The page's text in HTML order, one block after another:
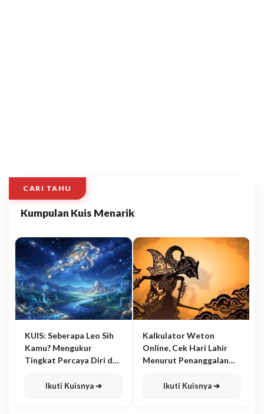
CARI TAHU
Kumpulan Kuis Menarik
KUIS: Seberapa Leo Sih
Kamu? Mengukur
Tingkat Percaya Diri dan
Ikuti Kuisnya ➔
Kalkulator Weton
Online, Cek Hari Lahir
Menurut Penanggalan
Ikuti Kuisnya ➔